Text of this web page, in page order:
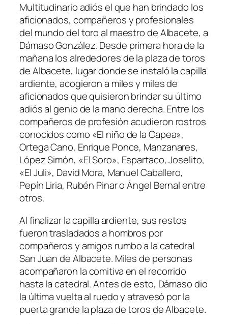
Multitudinario adiós el que han brindado los
aficionados, compañeros y profesionales
del mundo del toro al maestro de Albacete, a
Dámaso González. Desde primera hora de la
mañana los alrededores de la plaza de toros
de Albacete, lugar donde se instaló la capilla
ardiente, acogieron a miles y miles de
aficionados que quisieron brindar su último
adiós al genio de la mano derecha. Entre los
compañeros de profesión acudieron rostros
conocidos como «El niño de la Capea»,
Ortega Cano, Enrique Ponce, Manzanares,
López Simón, «El Soro», Espartaco, Joselito,
«El Juli», David Mora, Manuel Caballero,
Pepín Liria, Rubén Pinar o Ángel Bernal entre
otros.
Al finalizar la capilla ardiente, sus restos
fueron trasladados a hombros por
compañeros y amigos rumbo a la catedral
San Juan de Albacete. Miles de personas
acompañaron la comitiva en el recorrido
hasta la catedral. Antes de esto, Dámaso dio
la última vuelta al ruedo y atravesó por la
puerta grande la plaza de toros de Albacete.